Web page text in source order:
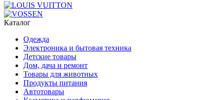
Каталог
Одежда
Электроника и бытовая техника
Детские товары
Дом, дача и ремонт
Товары для животных
Продукты питания
Автотовары